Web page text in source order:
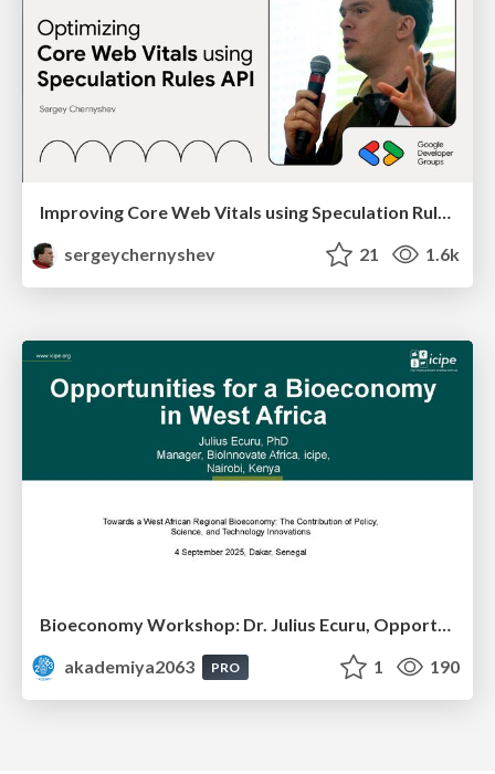
Improving Core Web Vitals using Speculation Rules API
sergeychernyshev
21 1.6k
akademiya2063
PRO 1 190